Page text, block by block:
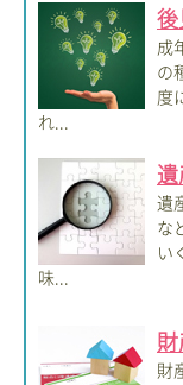
成
の
度
れ...
遺
な
い
味...
財